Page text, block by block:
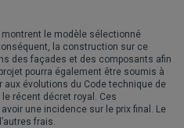
le modèle sélectionné
la construction sur ce
des façades et des composants afin
pourra également être soumis à
évolutions du Code technique de
récent décret royal. Ces
une incidence sur le prix final. Le
frais.